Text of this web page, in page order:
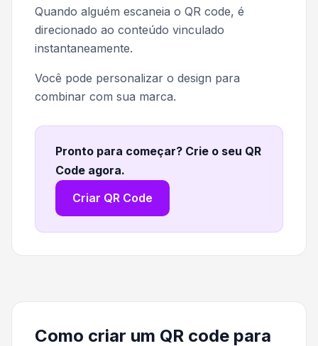
Quando alguém escaneia o QR code, é
direcionado ao conteúdo vinculado
instantaneamente.
Você pode personalizar o design para
combinar com sua marca.
Pronto para começar? Crie o seu QR
Code agora.
Criar QR Code
Como criar um QR code para